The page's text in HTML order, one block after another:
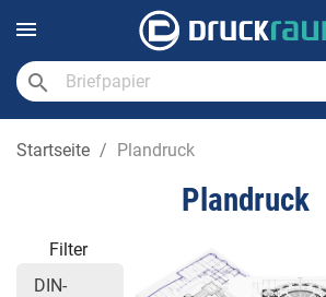
search
Startseite Plandruck
Plandruck
Filter
DIN-